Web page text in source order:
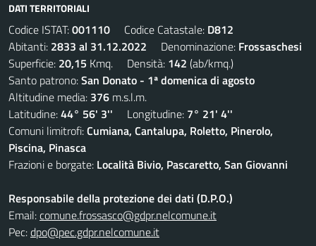
DATI TERRITORIALI
Codice ISTAT:001110 Codice Catastale: D812
Abitanti: 2833 al 31.12.2022 Denominazione: Frossaschesi
Superficie: 20,15 Kmq. Densità: 142 (ab/kmq.)
Santo patrono:San Donato - 1ª domenica di agosto
Altitudine media: 376 m.s.l.m.
Latitudine:44° 56' 3'' Longitudine: 7° 21' 4''
Comuni limitrofi:Cumiana, Cantalupa, Roletto, Pinerolo,
Piscina, Pinasca
Frazioni e borgate: Località Bivio, Pascaretto, San Giovanni
Responsabile della protezione dei dati (D.P.O.)
Email:comune.frossasco@gdpr.nelcomune.it
Pec:dpo@pec.gdpr.nelcomune.it